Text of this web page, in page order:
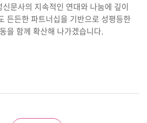
문사의 지속적인 연대와 나눔에 깊이
든든한 파트너십을 기반으로 성평등한
을 함께 확산해 나가겠습니다.